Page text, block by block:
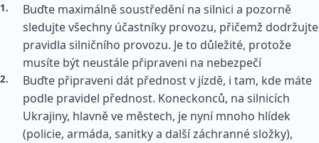
Buďte maximálně soustředění na silnici a pozorně
sledujte všechny účastníky provozu, přičemž dodržujte
pravidla silničního provozu. Je to důležité, protože
musíte být neustále připraveni na nebezpečí
Buďte připraveni dát přednost v jízdě, i tam, kde máte
podle pravidel přednost. Koneckonců, na silnicích
Ukrajiny, hlavně ve městech, je nyní mnoho hlídek
(policie, armáda, sanitky a další záchranné složky),